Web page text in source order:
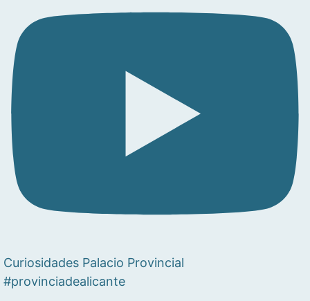
Curiosidades Palacio Provincial
#provinciadealicante